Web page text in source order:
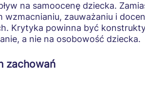
na samoocenę dziecka.
zauważaniu i
Krytyka powinna być
a nie na osobowość dziecka.
zachowań